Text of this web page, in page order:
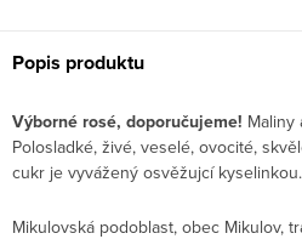
Popis produktu
Výborné rosé, doporučujeme! Maliny
Polosladké, živé, veselé, ovocité,
cukr je vyvážený osvěžujcí kyselinkou.
Mikulovská podoblast, obec Mikulov,